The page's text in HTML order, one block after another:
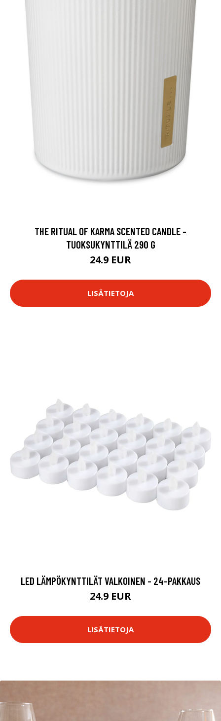
THE RITUAL OF KARMA SCENTED CANDLE -
TUOKSUKYNTTILÄ 290 G
24.9 EUR
LISÄTIETOJA
LED LÄMPÖKYNTTILÄT VALKOINEN - 24-PAKKAUS
24.9 EUR
LISÄTIETOJA